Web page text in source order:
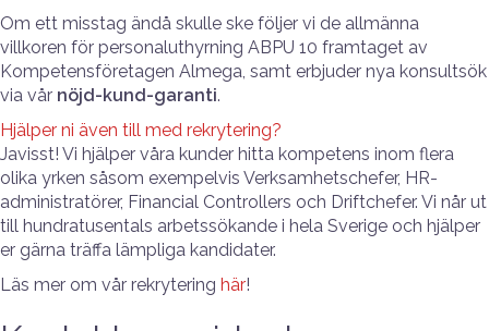
Om ett misstag ändå skulle ske följer vi de allmänna
villkoren för personaluthyrning ABPU 10 framtaget av
Kompetensföretagen Almega, samt erbjuder nya konsultsök
via vår nöjd-kund-garanti.
Hjälper ni även till med rekrytering?
Javisst! Vi hjälper våra kunder hitta kompetens inom flera
olika yrken såsom exempelvis Verksamhetschefer, HR-
administratörer, Financial Controllers och Driftchefer. Vi når ut
till hundratusentals arbetssökande i hela Sverige och hjälper
er gärna träffa lämpliga kandidater.
Läs mer om vår rekrytering här!